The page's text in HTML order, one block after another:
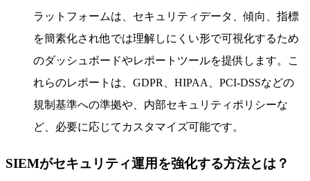
ラットフォームは、セキュリティデータ、傾向、指標
を簡素化され他では理解しにくい形で可視化するため
のダッシュボードやレポートツールを提供します。こ
れらのレポートは、GDPR、HIPAA、PCI-DSSなどの
規制基準への準拠や、内部セキュリティポリシーな
ど、必要に応じてカスタマイズ可能です。
SIEMがセキュリティ運用を強化する方法とは？